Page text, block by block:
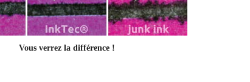
Vous verrez la différence !